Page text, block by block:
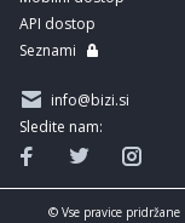
API dostop
Seznami
info@bizi.si
Sledite nam:
© Vse pravice